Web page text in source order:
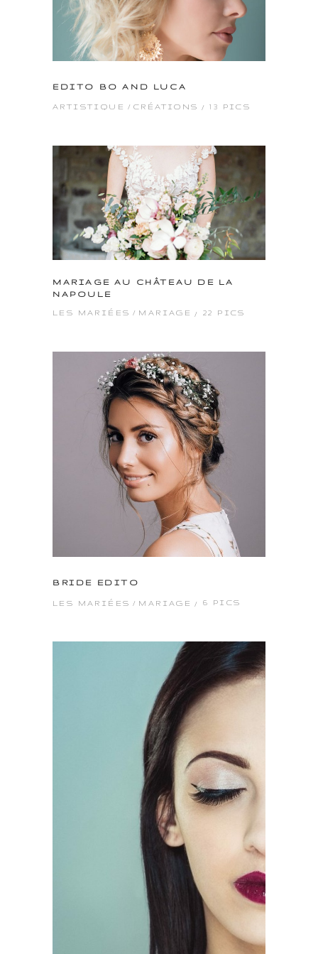
EDITO BO AND LUCA
ARTISTIQUE CRÉATIONS 13 PICS
MARIAGE AU CHÂTEAU DE LA
NAPOULE
LES MARIÉES MARIAGE 22 PICS
BRIDE EDITO
LES MARIÉES MARIAGE 6 PICS